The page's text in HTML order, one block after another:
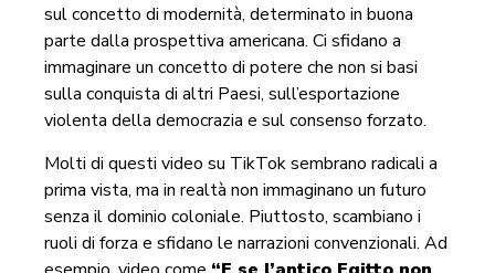
sul concetto di modernità, determinato in buona
parte dalla prospettiva americana. Ci sfidano a
immaginare un concetto di potere che non si basi
sulla conquista di altri Paesi, sull’esportazione
violenta della democrazia e sul consenso forzato.
Molti di questi video su TikTok sembrano radicali a
prima vista, ma in realtà non immaginano un futuro
senza il dominio coloniale. Piuttosto, scambiano i
ruoli di forza e sfidano le narrazioni convenzionali. Ad